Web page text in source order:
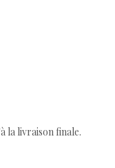
la livraison finale.